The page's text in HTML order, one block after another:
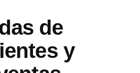
de
y